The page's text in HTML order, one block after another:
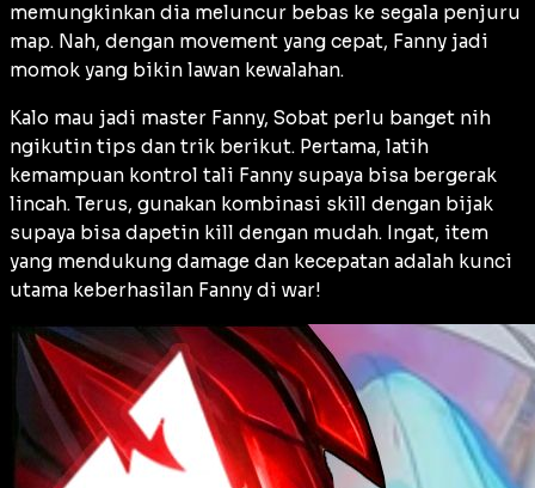
memungkinkan dia meluncur bebas ke segala penjuru
map. Nah, dengan movement yang cepat, Fanny jadi
momok yang bikin lawan kewalahan.
Kalo mau jadi master Fanny, Sobat perlu banget nih
ngikutin tips dan trik berikut. Pertama, latih
kemampuan kontrol tali Fanny supaya bisa bergerak
lincah. Terus, gunakan kombinasi skill dengan bijak
supaya bisa dapetin kill dengan mudah. Ingat, item
yang mendukung damage dan kecepatan adalah kunci
utama keberhasilan Fanny di war!